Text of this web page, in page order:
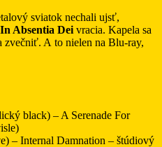
sviatok nechali ujsť,
In Absentia Dei vracia. Kapela sa
zvečniť. A to nielen na Blu-ray,
black) – A Serenade For
– Internal Damnation – štúdiový